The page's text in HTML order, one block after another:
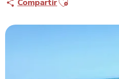
Compartir